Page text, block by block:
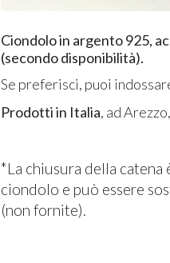
Ciondolo in argento 925,
(secondo disponibilità).
Se preferisci, puoi
Prodotti in Italia, ad
*La chiusura della
ciondolo e può essere
(non fornite).